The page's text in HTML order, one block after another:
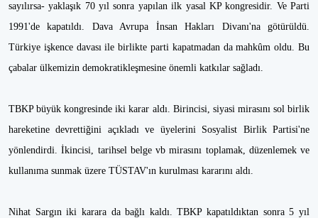
sayılırsa- yaklaşık 70 yıl sonra yapılan ilk yasal KP kongresidir. Ve Parti
1991'de kapatıldı. Dava Avrupa İnsan Hakları Divanı'na götürüldü.
Türkiye işkence davası ile birlikte parti kapatmadan da mahkûm oldu. Bu
çabalar ülkemizin demokratikleşmesine önemli katkılar sağladı.
TBKP büyük kongresinde iki karar aldı. Birincisi, siyasi mirasını sol birlik
hareketine devrettiğini açıkladı ve üyelerini Sosyalist Birlik Partisi'ne
yönlendirdi. İkincisi, tarihsel belge vb mirasını toplamak, düzenlemek ve
kullanıma sunmak üzere TÜSTAV'ın kurulması kararını aldı.
Nihat Sargın iki karara da bağlı kaldı. TBKP kapatıldıktan sonra 5 yıl